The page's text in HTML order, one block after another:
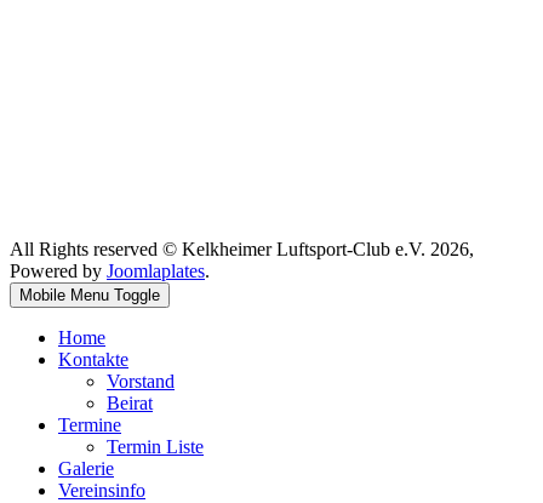
All Rights reserved © Kelkheimer Luftsport-Club e.V. 2026,
Powered by Joomlaplates.
Mobile Menu Toggle
Home
Kontakte
Vorstand
Beirat
Termine
Termin Liste
Galerie
Vereinsinfo